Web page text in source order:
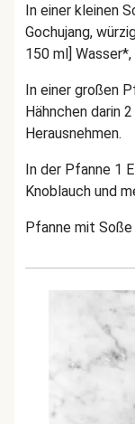
In einer kleinen
Gochujang,
150 ml]
In einer großen
Hähnchen darin
Herausnehmen.
In der Pfanne 1
Knoblauch und
Pfanne mit